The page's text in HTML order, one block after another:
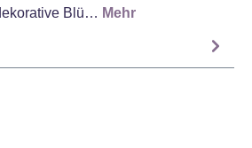
Blü… Mehr